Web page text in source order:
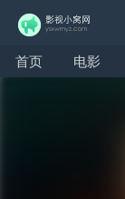
首页 电影